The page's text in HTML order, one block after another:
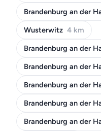
Brandenburg an der
Wusterwitz 4 km
Brandenburg an der
Brandenburg an der
Brandenburg an der
Brandenburg an der
Brandenburg an der